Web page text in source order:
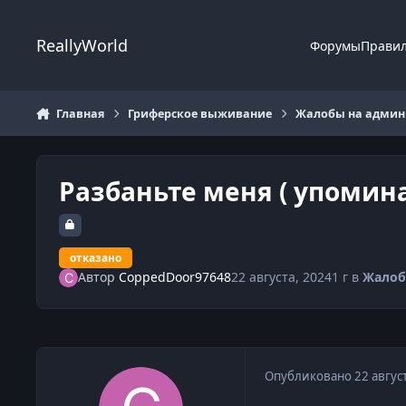
ReallyWorld Форумы
Главная Гриферское выживание Жалобы на
Разбаньте меня (
отказано
Автор CoppedDoor9764822 августа, 20241 гв
Опубликовано22